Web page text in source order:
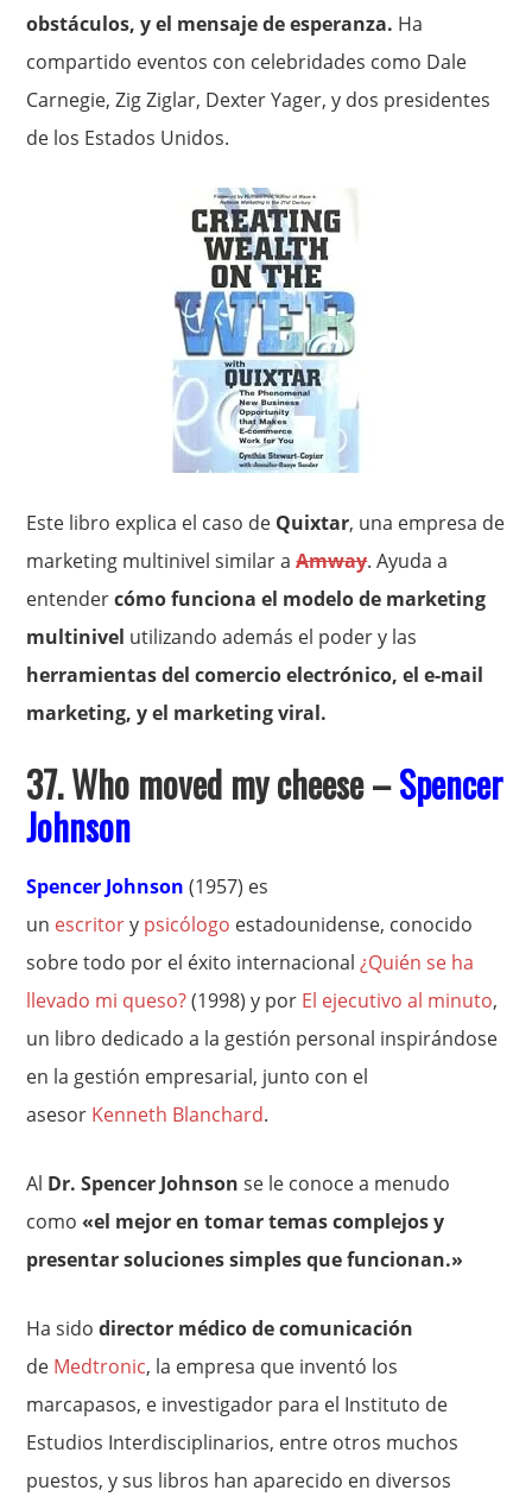
obstáculos, y el mensaje de esperanza. Ha
compartido eventos con celebridades como Dale
Carnegie, Zig Ziglar, Dexter Yager, y dos presidentes
de los Estados Unidos.
Este libro explica el caso de Quixtar, una empresa de
marketing multinivel similar aAmway. Ayuda a
entendercómo funciona el modelo de marketing
multinivel utilizando además el poder y las
herramientas del comercio electrónico, el e-mail
marketing, y el marketing viral.
37. Who moved my cheese –Spencer
Johnson
Spencer Johnson (1957) es
un escritory psicólogo estadounidense, conocido
sobre todo por el éxito internacional¿Quién se ha
llevado mi queso?(1998) y por El ejecutivo al minuto,
un libro dedicado a la gestión personal inspirándose
en la gestión empresarial, junto con el
asesor Kenneth Blanchard.
Al Dr. Spencer Johnson se le conoce a menudo
como«el mejor en tomar temas complejos y
presentar soluciones simples que funcionan.»
Ha sidodirector médico de comunicación
de Medtronic, la empresa que inventó los
marcapasos, e investigador para el Instituto de
Estudios Interdisciplinarios, entre otros muchos
puestos, y sus libros han aparecido en diversos